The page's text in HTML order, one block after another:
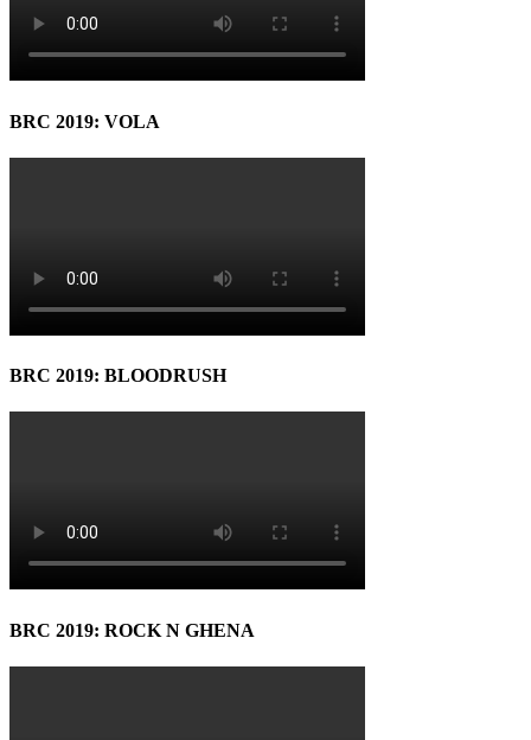
BRC 2019: VOLA
BRC 2019: BLOODRUSH
BRC 2019: ROCK N GHENA